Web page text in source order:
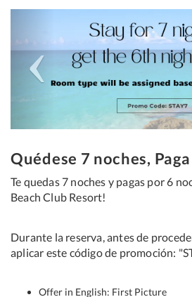
Quédese 7 noches,
Te quedas 7 noches y pagas por 6
Beach Club Resort!
Durante la reserva, antes de
aplicar este código de promoción:
Offer in English: First Picture